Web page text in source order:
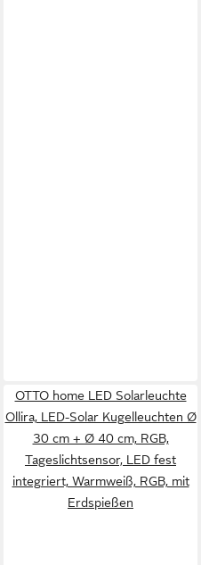
OTTO home LED Solarleuchte
Ollira, LED-Solar Kugelleuchten Ø
30 cm + Ø 40 cm, RGB,
Tageslichtsensor, LED fest
integriert, Warmweiß, RGB, mit
Erdspießen